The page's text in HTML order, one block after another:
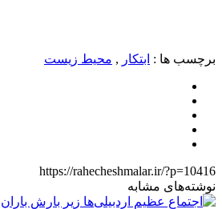
برچسب ها : ابتکار , محیط زیست
https://rahecheshmalar.ir/?p=10416
نوشته‌های مشابه